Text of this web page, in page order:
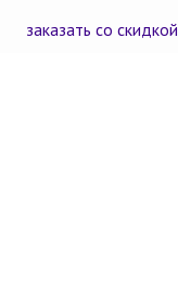
заказать со скидкой